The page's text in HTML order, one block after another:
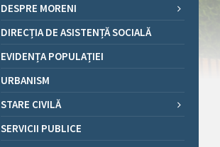
DESPRE MORENI
DIRECȚIA DE ASISTENȚĂ SOCIALĂ
EVIDENȚA POPULAȚIEI
URBANISM
STARE CIVILĂ
SERVICII PUBLICE